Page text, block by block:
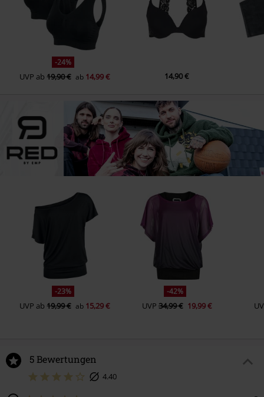
-24%
UVP ab19,90 € ab 14,99 € 14,90 €
-23%
UVP ab19,99 € ab 15,29 €
-42%
UVP 34,99 € 19,99 €
5 Bewertungen
4.40